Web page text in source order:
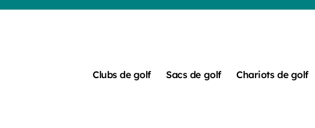
Clubs de golf Sacs de golf Chariots de golf